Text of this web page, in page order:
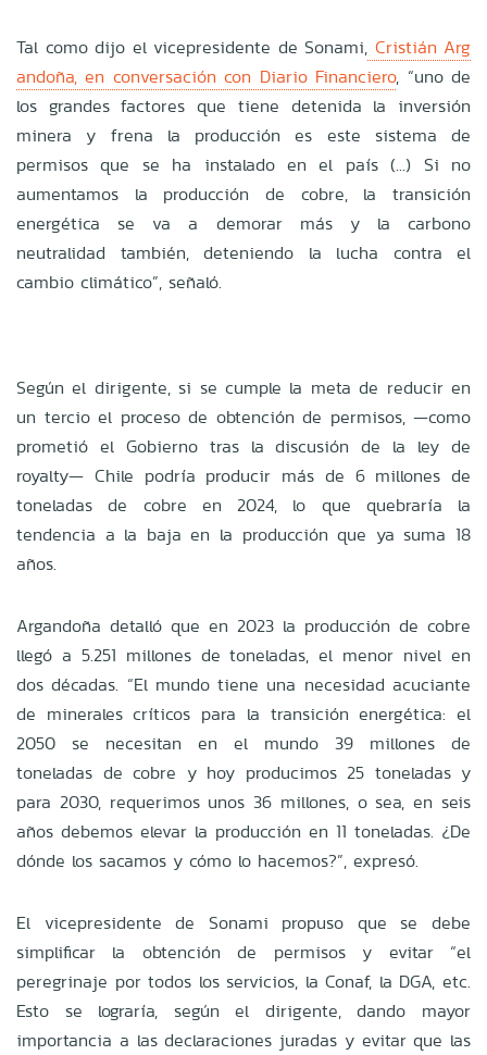
Tal como dijo el vicepresidente de Sonami, Cristián Arg
andoña, en conversación con Diario Financiero, “uno de
los grandes factores que tiene detenida la inversión
minera y frena la producción es este sistema de
permisos que se ha instalado en el país (...) Si no
aumentamos la producción de cobre, la transición
energética se va a demorar más y la carbono
neutralidad también, deteniendo la lucha contra el
cambio climático”, señaló.
Según el dirigente, si se cumple la meta de reducir en
un tercio el proceso de obtención de permisos, —como
prometió el Gobierno tras la discusión de la ley de
royalty— Chile podría producir más de 6 millones de
toneladas de cobre en 2024, lo que quebraría la
tendencia a la baja en la producción que ya suma 18
años.
Argandoña detalló que en 2023 la producción de cobre
llegó a 5.251 millones de toneladas, el menor nivel en
dos décadas. “El mundo tiene una necesidad acuciante
de minerales críticos para la transición energética: el
2050 se necesitan en el mundo 39 millones de
toneladas de cobre y hoy producimos 25 toneladas y
para 2030, requerimos unos 36 millones, o sea, en seis
años debemos elevar la producción en 11 toneladas. ¿De
dónde los sacamos y cómo lo hacemos?”, expresó.
El vicepresidente de Sonami propuso que se debe
simplificar la obtención de permisos y evitar “el
peregrinaje por todos los servicios, la Conaf, la DGA, etc.
Esto se lograría, según el dirigente, dando mayor
importancia a las declaraciones juradas y evitar que las